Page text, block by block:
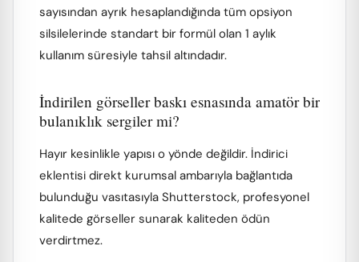
sayısından ayrık hesaplandığında tüm opsiyon
silsilelerinde standart bir formül olan 1 aylık
kullanım süresiyle tahsil altındadır.
İndirilen görseller baskı esnasında amatör bir
bulanıklık sergiler mi?
Hayır kesinlikle yapısı o yönde değildir. İndirici
eklentisi direkt kurumsal ambarıyla bağlantıda
bulunduğu vasıtasıyla Shutterstock, profesyonel
kalitede görseller sunarak kaliteden ödün
verdirtmez.